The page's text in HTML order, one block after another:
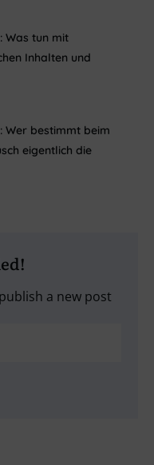
Was tun mit
Inhalten und
Wer bestimmt beim
eigentlich die
a new post